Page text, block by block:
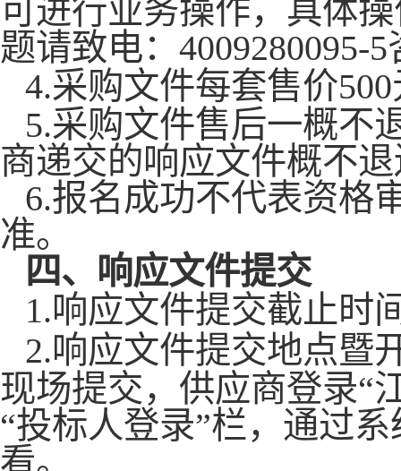
可进行业务操作，具体
题请致电：4009280095-
4.采购文件每套售价5
5.采购文件售后一概不
商递交的响应文件概不
6.报名成功不代表资格
准。
四、响应文件提交
1.响应文件提交截止时
2.响应文件提交地点暨
现场提交，供应商登录“
“投标人登录”栏，通过
看。